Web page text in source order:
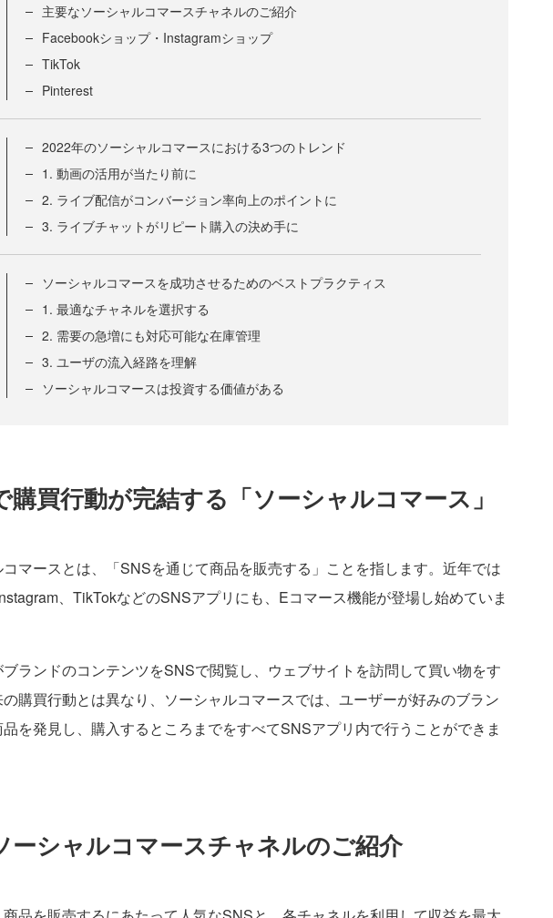
主要なソーシャルコマースチャネルのご紹介
Facebookショップ・Instagramショップ
TikTok
Pinterest
2022年のソーシャルコマースにおける3つのトレンド
1. 動画の活用が当たり前に
2. ライブ配信がコンバージョン率向上のポイントに
3. ライブチャットがリピート購入の決め手に
ソーシャルコマースを成功させるためのベストプラクティス
1. 最適なチャネルを選択する
2. 需要の急増にも対応可能な在庫管理
3. ユーザの流入経路を理解
ソーシャルコマースは投資する価値がある
購買行動が完結する「ソーシャルコマース」
マースとは、「SNSを通じて商品を販売する」ことを指します。近年では
、TikTokなどのSNSアプリにも、Eコマース機能が登場し始めていま
ランドのコンテンツをSNSで閲覧し、ウェブサイトを訪問して買い物をす
購買行動とは異なり、ソーシャルコマースでは、ユーザーが好みのブラン
品を発見し、購入するところまでをすべてSNSアプリ内で行うことができま
ーシャルコマースチャネルのご紹介